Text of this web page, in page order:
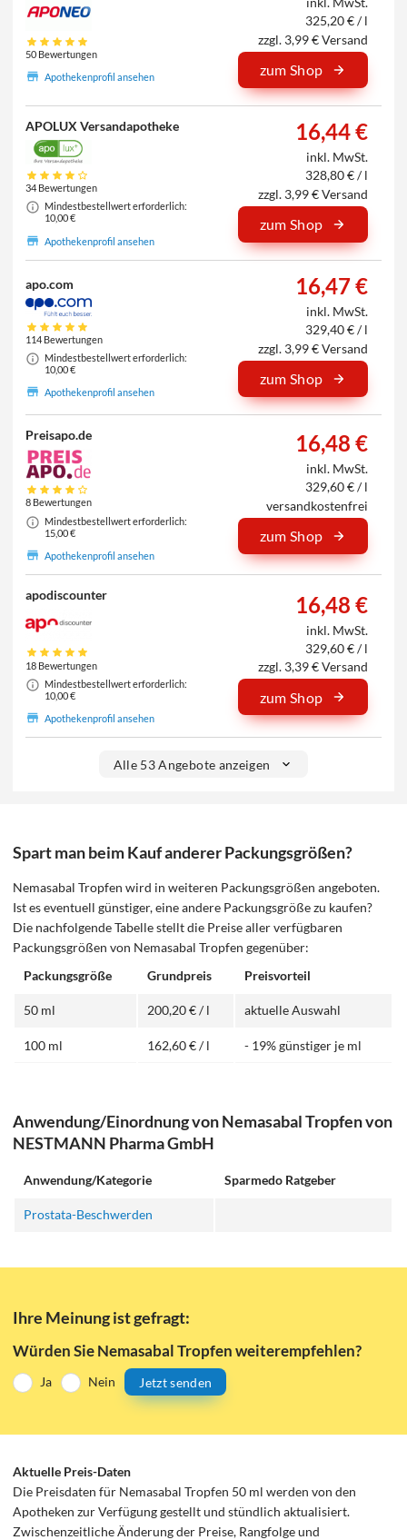
50 Bewertungen
Apothekenprofil ansehen
325,20 € / l
zzgl. 3,99 € Versand
zum Shop
APOLUX Versandapotheke
34 Bewertungen
Mindestbestellwert erforderlich:
10,00 €
Apothekenprofil ansehen
16,44 €
inkl. MwSt.
328,80 € / l
zzgl. 3,99 € Versand
zum Shop
apo.com
114 Bewertungen
Mindestbestellwert erforderlich:
10,00 €
Apothekenprofil ansehen
16,47 €
inkl. MwSt.
329,40 € / l
zzgl. 3,99 € Versand
zum Shop
Preisapo.de
8 Bewertungen
Mindestbestellwert erforderlich:
15,00 €
Apothekenprofil ansehen
16,48 €
inkl. MwSt.
329,60 € / l
versandkostenfrei
zum Shop
apodiscounter
18 Bewertungen
Mindestbestellwert erforderlich:
10,00 €
Apothekenprofil ansehen
16,48 €
inkl. MwSt.
329,60 € / l
zzgl. 3,39 € Versand
zum Shop
Alle 53 Angebote anzeigen
Spart man beim Kauf anderer Packungsgrößen?
Nemasabal Tropfen wird in weiteren Packungsgrößen angeboten.
Ist es eventuell günstiger, eine andere Packungsgröße zu kaufen?
Die nachfolgende Tabelle stellt die Preise aller verfügbaren
Packungsgrößen von Nemasabal Tropfen gegenüber:
Packungsgröße
Grundpreis Preisvorteil
50 ml 200,20 € / l aktuelle Auswahl
100 ml 162,60 € / l - 19% günstiger je ml
Anwendung/Einordnung von Nemasabal Tropfen von
NESTMANN Pharma GmbH
Anwendung/Kategorie Sparmedo Ratgeber
Prostata-Beschwerden
Ihre Meinung ist gefragt:
Würden Sie Nemasabal Tropfen weiterempfehlen?
Ja Nein Jetzt senden
Aktuelle Preis-Daten
Die Preisdaten für Nemasabal Tropfen 50 ml werden von den
Apotheken zur Verfügung gestellt und stündlich aktualisiert.
Zwischenzeitliche Änderung der Preise, Rangfolge und